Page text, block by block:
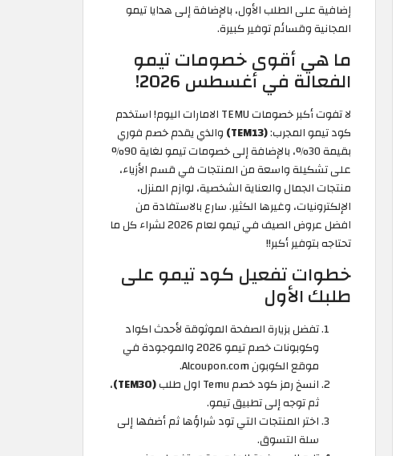
إضافية على الطلب الأول، بالإضافة إلى هدايا تيمو
المجانية وقسائم توفير كبيرة.
ما هي أقوى خصومات تيمو
الفعالة في أغسطس 2026!
لا تفوت أكبر خصومات TEMU الامارات اليوم! استخدم
كود تيمو المجرب:(TEM13)
والذي يقدم خصم فوري
بقيمة 30%، بالإضافة إلى خصومات تيمو لغاية 90%
على تشكيلة واسعة من المنتجات في قسم الأزياء،
منتجات الجمال والعناية الشخصية، لوازم المنزل،
الإلكترونيات، وغيرها الكثير. سارع بالاستفادة من
افضل عروض الصيف في تيمو لعام 2026 لشراء كل ما
تحتاجه بتوفير أكبر!!
خطوات تفعيل كود تيمو على
طلبك الأول
تفضل بزيارة الصفحة الموثوقة لأحدث اكواد
وكوبونات خصم تيمو 2026 والموجودة في
موقع الكوبون Alcoupon.com.
انسخ رمز كود خصم Temu اول طلب
(TEM30)
،
ثم توجه إلى تطبيق تيمو.
اختر المنتجات التي تود شراؤها ثم أضفها إلى
سلة التسوق.